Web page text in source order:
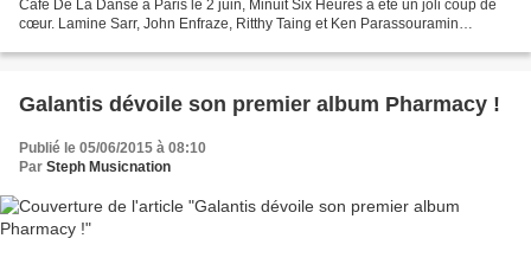
Café De La Danse à Paris le 2 juin, Minuit Six Heures a été un joli coup de
cœur. Lamine Sarr, John Enfraze, Ritthy Taing et Ken Parassouramin
Galantis dévoile son premier album Pharmacy !
Publié le 05/06/2015 à 08:10
Par Steph Musicnation